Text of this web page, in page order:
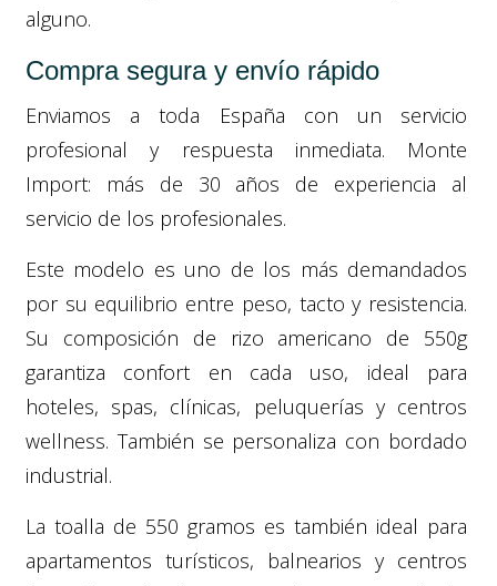
alguno.
Compra segura y envío rápido
Enviamos a toda España con un servicio
profesional y respuesta inmediata. Monte
Import: más de 30 años de experiencia al
servicio de los profesionales.
Este modelo es uno de los más demandados
por su equilibrio entre peso, tacto y resistencia.
Su composición de rizo americano de 550g
garantiza confort en cada uso, ideal para
hoteles, spas, clínicas, peluquerías y centros
wellness. También se personaliza con bordado
industrial.
La toalla de 550 gramos es también ideal para
apartamentos turísticos, balnearios y centros